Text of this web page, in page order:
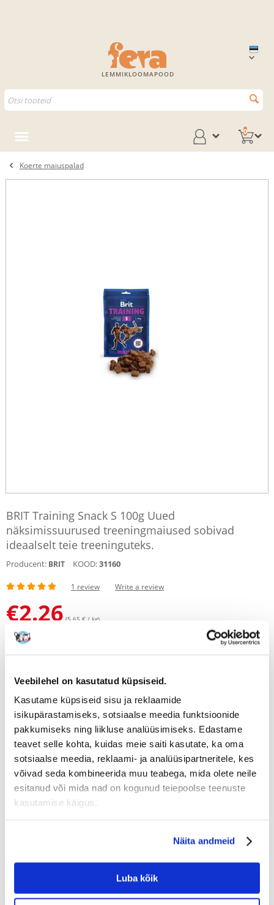
Veebilehel on kasutatud küpsiseid.
Kasutame küpsiseid sisu ja reklaamide
isikupärastamiseks, sotsiaalse meedia funktsioonide
pakkumiseks ning liikluse analüüsimiseks. Edastame
teavet selle kohta, kuidas meie saiti kasutate, ka oma
sotsiaalse meedia, reklaami- ja analüüsipartneritele, kes
võivad seda kombineerida muu teabega, mida olete neile
esitanud või mida nad on kogunud teiepoolse teenuste
kasutamise käigus.
Näita andmeid
Luba kõik
LEMMIKLOOMAPOOD
0
Koerte maiuspalad
BRIT Training Snack S 100g Uued
näksimissuurused treeningmaiused sobivad
ideaalselt teie treeninguteks.
Producent: BRIT KOOD:31160
1 review Write a review
€2.26 (5.65 € / kg)
SAADAME 48 TUNNI JOOKSUL
1 REVIEW
5 z 5
100%
Recommend
Uued "ühe suupiste" treeneri suupisted on ideaalsed treeningu